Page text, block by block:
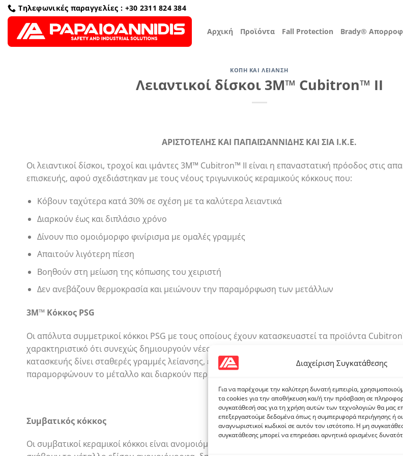
Διαχείριση Συγκατάθεσης
Για να παρέχουμε την καλύτερη δυνατή εμπειρία,
τα cookies για την αποθήκευση και/ή την πρόσβαση σε
συγκατάθεσή σας για τη χρήση αυτών των τεχνολογιών θα μας
επεξεργαστούμε δεδομένα όπως η συμπεριφορά περιήγησης ή
αναγνωριστικοί κωδικοί σε αυτόν τον ιστότοπο. Η μη
συγκατάθεσης μπορεί να επηρεάσει αρνητικά ορισμένες
Μετάβαση
στο
περιεχόμενο
Τηλεφωνικές παραγγελίες : +30 2311 824 384
Αρχική Προϊόντα Fall Protection Brady®
ΚΟΠΉ ΚΑΙ ΛΕΊΑΝΣΗ
Λειαντικοί δίσκοι 3M™ Cubitron™ II
ΑΡΙΣΤΟΤΕΛΗΣ ΚΑΙ ΠΑΠΑΪΩΑΝΝΙΔΗΣ ΚΑΙ ΣΙΑ Ι.Κ.Ε.
Οι λειαντικοί δίσκοι, τροχοί και ιμάντες 3Μ™ Cubitron™ II είναι η επαναστατική πρόοδος στις
επισκευής, αφού σχεδιάστηκαν με τους νέους τριγωνικούς κεραμικούς κόκκους που:
Κόβουν ταχύτερα κατά 30% σε σχέση με τα καλύτερα λειαντικά
Διαρκούν έως και διπλάσιο χρόνο
Δίνουν πιο ομοιόμορφο φινίρισμα με ομαλές γραμμές
Απαιτούν λιγότερη πίεση
Βοηθούν στη μείωση της κόπωσης του χειριστή
Δεν ανεβάζουν θερμοκρασία και μειώνουν την παραμόρφωση των μετάλλων
3M™ Κόκκος PSG
Οι απόλυτα συμμετρικοί κόκκοι PSG με τους οποίους έχουν κατασκευαστεί τα προϊόντα
χαρακτηριστικό ότι συνεχώς δημιουργούν νέες ισχυρές ακμές που κόβουν το μέταλλο σαν
κατασκευής δίνει σταθερές γραμμές λείανσης, επιτρέποντας στα λειαντικά να μην ανεβάζουν
παραμορφώνουν το μέταλλο και διαρκούν περισσότερο.
vs
Συμβατικός κόκκος
Οι συμβατικοί κεραμικοί κόκκοι είναι ανομοιόμορφοι σε σχήμα και μέγεθος. Άρα, κατά τη